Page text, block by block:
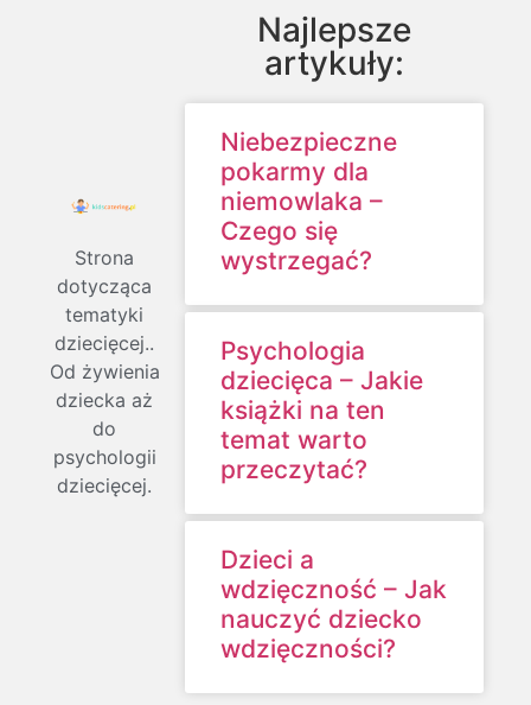
Strona
dotycząca
tematyki
dziecięcej..
Od żywienia
dziecka aż
do
psychologii
dziecięcej.
Najlepsze
artykuły:
Niebezpieczne
pokarmy dla
niemowlaka –
Czego się
wystrzegać?
Psychologia
dziecięca – Jakie
książki na ten
temat warto
przeczytać?
Dzieci a
wdzięczność – Jak
nauczyć dziecko
wdzięczności?